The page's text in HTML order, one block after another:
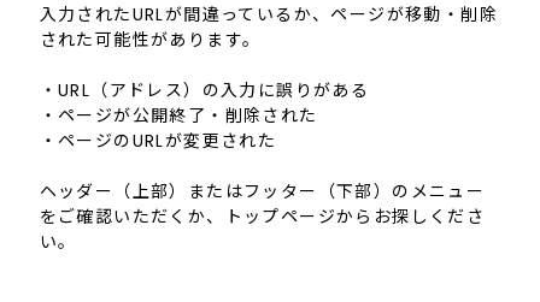
入力されたURLが間違っているか、ページが移動・削除
された可能性があります。
・URL（アドレス）の入力に誤りがある
・ページが公開終了・削除された
・ページのURLが変更された
ヘッダー（上部）またはフッター（下部）のメニュー
をご確認いただくか、トップページからお探しくださ
い。